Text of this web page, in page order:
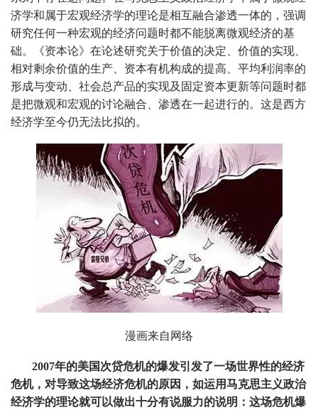
济学和属于宏观经济学的理论是相互融合渗透一体的，强调
研究任何一种宏观的经济问题时都不能脱离微观经济的基
础。《资本论》在论述研究关于价值的决定、价值的实现、
相对剩余价值的生产、资本有机构成的提高、平均利润率的
形成与变动、社会总产品的实现及固定资本更新等问题时都
是把微观和宏观的讨论融合、渗透在一起进行的。这是西方
经济学至今仍无法比拟的。
漫画来自网络
2007年的美国次贷危机的爆发引发了一场世界性的经济
危机，对导致这场经济危机的原因，如运用马克思主义政治
经济学的理论就可以做出十分有说服力的说明：这场危机爆